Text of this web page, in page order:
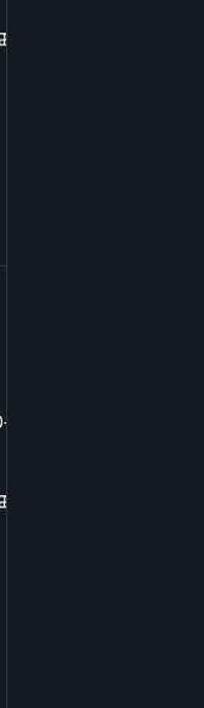
되며, 웹 및 앱에서 우
후에 서버 점검을 진행
되며, 웹 및 앱에서 우